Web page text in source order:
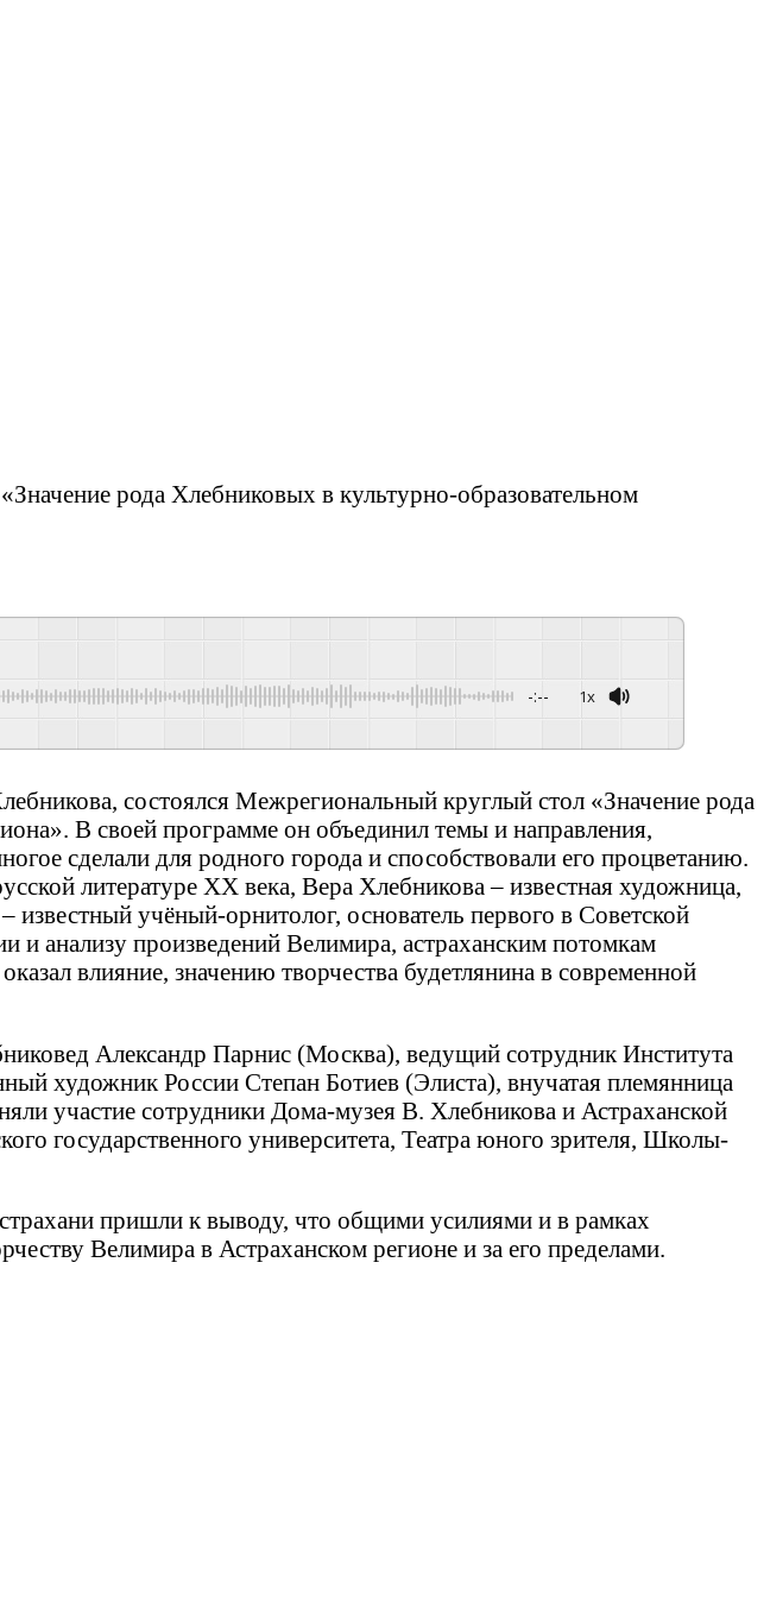
рода Хлебниковых в культурно-образовательном
-:-- 1x
состоялся Межрегиональный круглый стол «Значение рода
В своей программе он объединил темы и направления,
сделали для родного города и способствовали его процветанию.
литературе XX века, Вера Хлебникова – известная художница,
учёный-орнитолог, основатель первого в Советской
анализу произведений Велимира, астраханским потомкам
влияние, значению творчества будетлянина в современной
Александр Парнис (Москва), ведущий сотрудник Института
художник России Степан Ботиев (Элиста), внучатая племянница
участие сотрудники Дома-музея В. Хлебникова и Астраханской
государственного университета, Театра юного зрителя, Школы-
пришли к выводу, что общими усилиями и в рамках
Велимира в Астраханском регионе и за его пределами.